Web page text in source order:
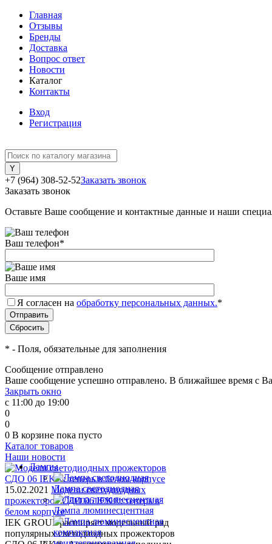
Главная
Отзывы
Бренды
Доставка
Вопрос ответ
Новости
Каталог
Контакты
Вход
Регистрация
+7 (964) 308-52-52Заказать звонок
Заказать звонок
Оставьте Ваше сообщение и контактные данные и наши
Ваш телефон*
Ваше имя
Я согласен на обработку персональных данных.*
* - Поля, обязательные для заполнения
Сообщение отправлено
Ваше сообщение успешно отправлено. В ближайшее время с
Закрыть окно
с 11:00 до 19:00
0
0
0 В корзине пока пусто
Каталог товаров
Лампы
Лампа светодиодная
Лампа люминесцентная
Наши новости
15.02.2021 Модели светодиодных
прожекторов СДО 06 IEK®: теперь в
белом корпусе
IEK GROUP расширяет модельный ряд
популярных светодиодных прожекторов